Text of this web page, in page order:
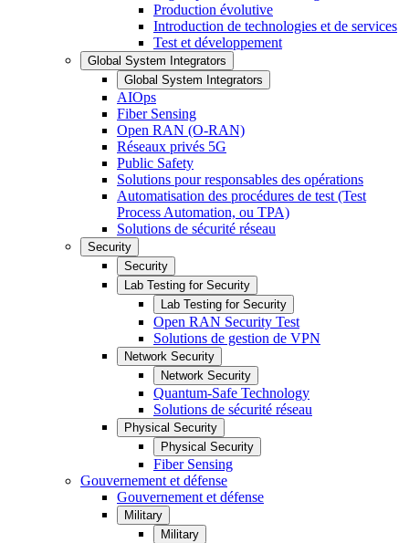
Production évolutive
Introduction de technologies et de services
Test et développement
Global System Integrators
Global System Integrators
AIOps
Fiber Sensing
Open RAN (O-RAN)
Réseaux privés 5G
Public Safety
Solutions pour responsables des opérations
Automatisation des procédures de test (Test
Process Automation, ou TPA)
Solutions de sécurité réseau
Security
Security
Lab Testing for Security
Lab Testing for Security
Open RAN Security Test
Solutions de gestion de VPN
Network Security
Network Security
Quantum-Safe Technology
Solutions de sécurité réseau
Physical Security
Physical Security
Fiber Sensing
Gouvernement et défense
Gouvernement et défense
Military
Military